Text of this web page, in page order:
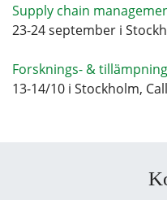
Supply chain
23-24 september i
Forsknings- &
13-14/10 i Stockholm,